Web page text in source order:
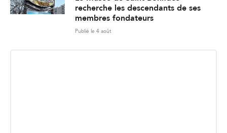
recherche les descendants de ses
membres fondateurs
Publié le 4 août